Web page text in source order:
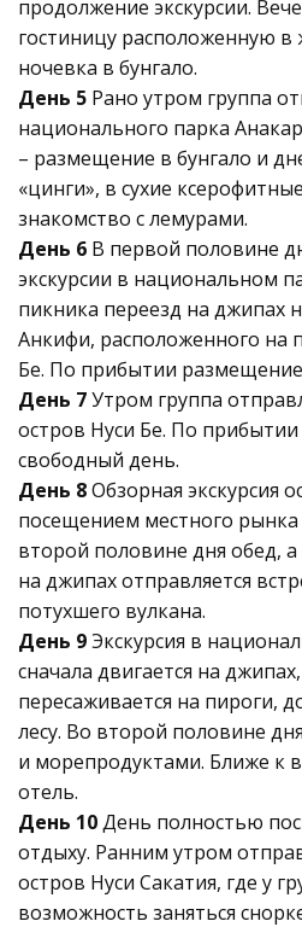
продолжение экскурсии.
гостиницу расположенную
ночевка в бунгало.
День 5 Рано утром группа
национального парка
– размещение в бунгало и
«цинги», в сухие
знакомство с лемурами.
День 6 В первой половине
экскурсии в национальном
пикника переезд на джипах
Анкифи, расположенного на
Бе. По прибытии размещение
День 7Утром группа
остров Нуси Бе. По
свободный день.
День 8Обзорная экскурсия
посещением местного
второй половине дня обед,
на джипах отправляется
потухшего вулкана.
День 9Экскурсия в
сначала двигается на
пересаживается на пироги,
лесу. Во второй половине
и морепродуктами. Ближе к
отель.
День 10День полностью
отдыху. Ранним утром
остров Нуси Сакатия, где у
возможность заняться